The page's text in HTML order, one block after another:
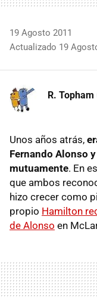
19 Agosto 2011
Actualizado 19
R. Topham
Unos años atrás,
Fernando Alonso
mutuamente. En
que ambos
hizo crecer como
propio Hamilton
de Alonso en